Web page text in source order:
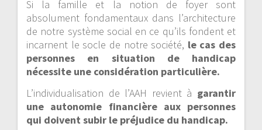
Si la famille et la notion de foyer sont
absolument fondamentaux dans l’architecture
de notre système social en ce qu’ils fondent et
incarnent le socle de notre société, le cas des
personnes en situation de handicap
nécessite une considération particulière.
L’individualisation de l’AAH revient à garantir
une autonomie financière aux personnes
qui doivent subir le préjudice du handicap.